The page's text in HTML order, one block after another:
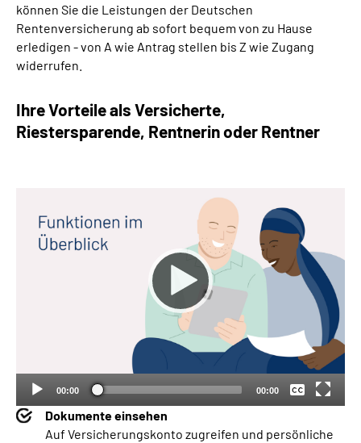
Mein Kundenportal
können Sie die Leistungen der Deutschen
Rentenversicherung ab sofort bequem von zu Hause
erledigen - von A wie Antrag stellen bis Z wie Zugang
widerrufen.
Ihre Vorteile als Versicherte,
Riestersparende, Rentnerin oder Rentner
Dokumente einsehen
Auf Versicherungskonto zugreifen und persönliche
00:00 00:00
Keine
Deutsch